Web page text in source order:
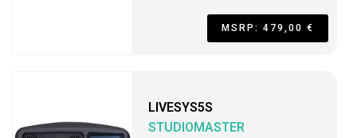
MSRP: 479,00 €
LIVESYS5S
STUDIOMASTER